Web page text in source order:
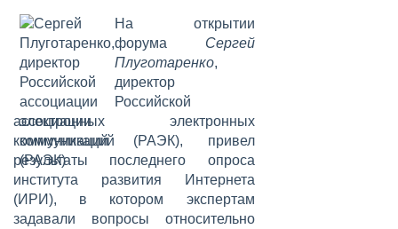
На открытии
форума Сергей
Плуготаренко,
директор
Российской
ассоциации электронных
коммуникаций (РАЭК), привел
результаты последнего опроса
института развития Интернета
(ИРИ), в котором экспертам
задавали вопросы относительно